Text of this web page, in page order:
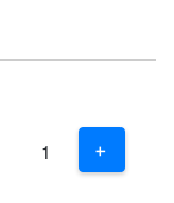
3
1
+